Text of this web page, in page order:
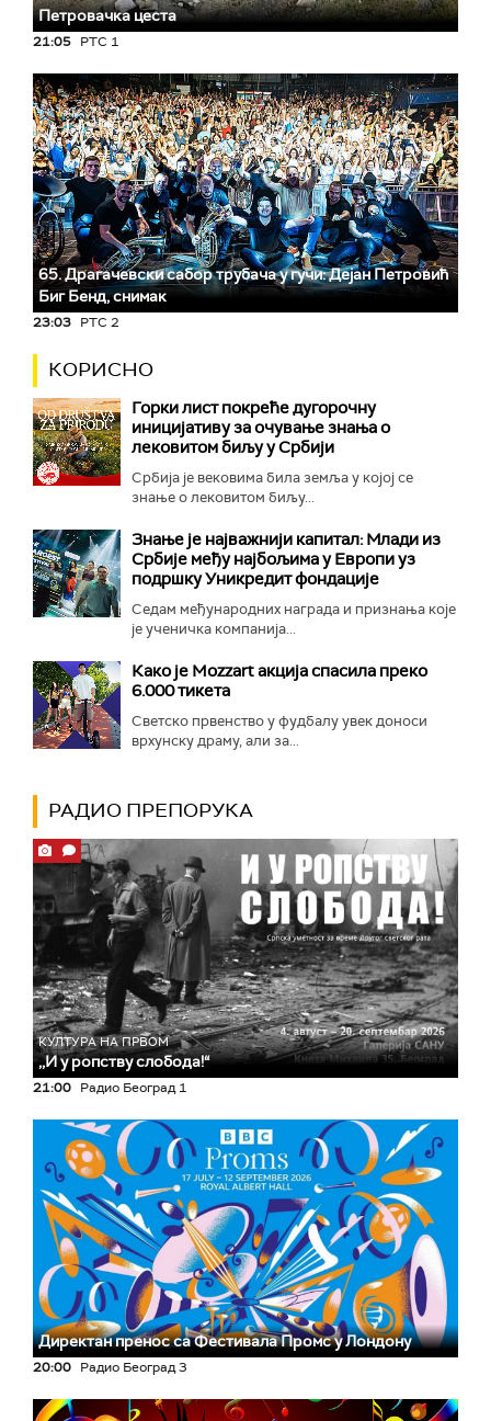
Петровачка цеста
21:05 РТС 1
65. Драгачевски сабор трубача у гучи: Дејан Петровић
Биг Бeнд, снимак
23:03 РТС 2
КОРИСНО
Горки лист покреће дугорочну
иницијативу за очување знања о
лековитом биљу у Србији
Србија је вековима била земља у којој се
знање о лековитом биљу...
Знање је најважнији капитал: Млади из
Србије међу најбољима у Европи уз
подршку Уникредит фондације
Седам међународних награда и признања које
је ученичка компанија...
Како је Mozzart акција спасила преко
6.000 тикета
Светско првенство у фудбалу увек доноси
врхунску драму, али за...
РАДИО ПРЕПОРУКА
КУЛТУРА НА ПРВОМ
,,И у ропству слобода!“
21:00 Радио Београд 1
Директан пренос са Фестивала Промс у Лондону
20:00 Радио Београд 3